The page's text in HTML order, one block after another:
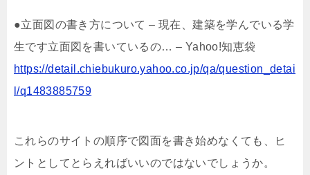
●立面図の書き方について – 現在、建築を学んでいる学
生です立面図を書いているの… – Yahoo!知恵袋
https://detail.chiebukuro.yahoo.co.jp/qa/question_detai
l/q1483885759
これらのサイトの順序で図面を書き始めなくても、ヒ
ントとしてとらえればいいのではないでしょうか。